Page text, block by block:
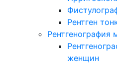
Рентген
Рентгенография
женщин